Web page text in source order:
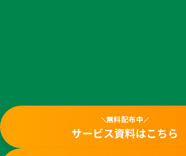
無料配布中
サービス資料はこちら